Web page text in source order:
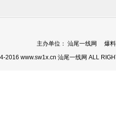
主办单位： 汕尾一线网 爆
2016 www.sw1x.cn 汕尾一线网 ALL